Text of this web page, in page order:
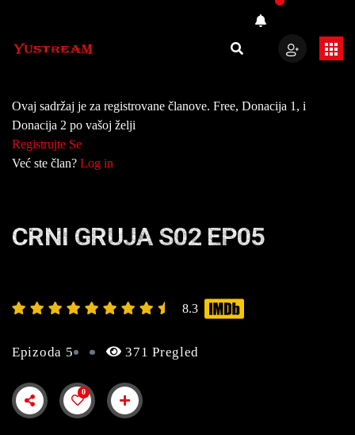
Ovaj sadržaj je za registrovane članove. Free, Donacija 1, i
Donacija 2 po vašoj želji
Registrujte Se
Već ste član? Log in
CRNI GRUJA S02 EP05
8.3
Epizoda 5 371 Pregled
0